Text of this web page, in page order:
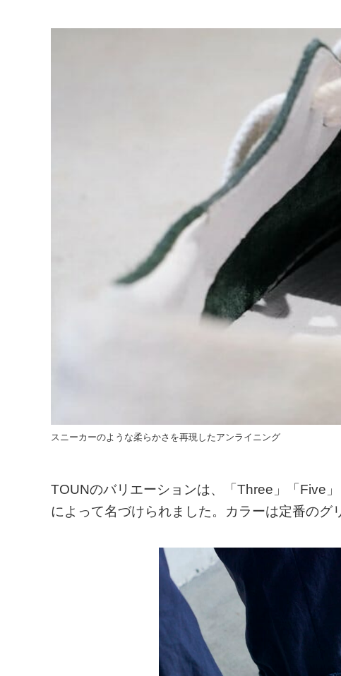
スニーカーのような柔らかさを再現したアンライニング
TOUNのバリエーションは、「Three」「Five
によって名づけられました。カラーは定番のグ